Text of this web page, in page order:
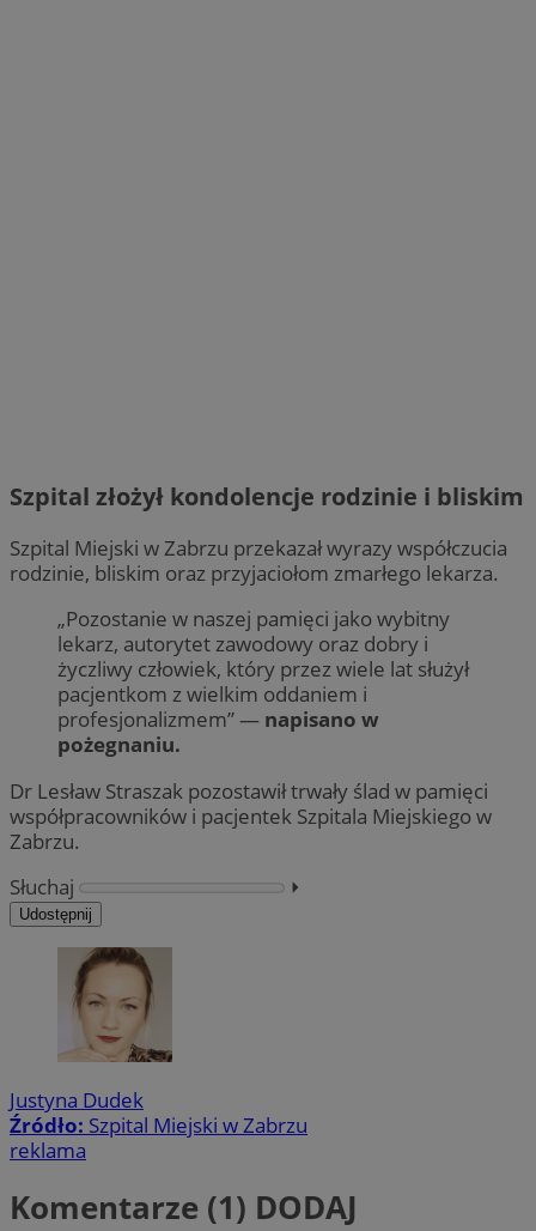
Szpital złożył kondolencje rodzinie i bliskim
Szpital Miejski w Zabrzu przekazał wyrazy współczucia
rodzinie, bliskim oraz przyjaciołom zmarłego lekarza.
„Pozostanie w naszej pamięci jako wybitny
lekarz, autorytet zawodowy oraz dobry i
życzliwy człowiek, który przez wiele lat służył
pacjentkom z wielkim oddaniem i
profesjonalizmem” — napisano w
pożegnaniu.
Dr Lesław Straszak pozostawił trwały ślad w pamięci
współpracowników i pacjentek Szpitala Miejskiego w
Zabrzu.
Słuchaj
⏵︎
Udostępnij
Justyna Dudek
Źródło: Szpital Miejski w Zabrzu
reklama
Komentarze (1) DODAJ